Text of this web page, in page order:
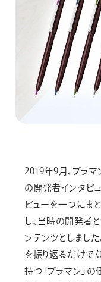
2019年9月、プラ
の開発者インタビ
ビューを一つにま
し、当時の開発者
ンテンツとしまし
を振り返るだけで
持つ「プラマン」の